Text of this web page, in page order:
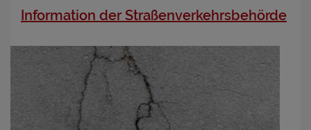
Information der Straßenverkehrsbehörde